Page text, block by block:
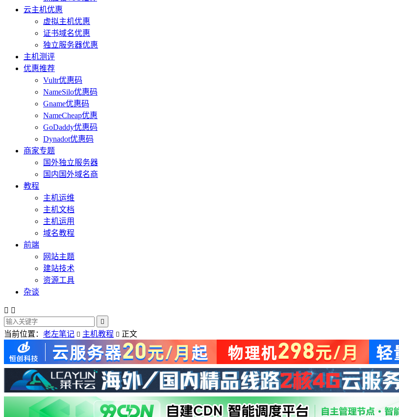
云主机优惠
虚拟主机优惠
证书域名优惠
独立服务器优惠
主机测评
优惠推荐
Vultr优惠码
NameSilo优惠码
Gname优惠码
NameCheap优惠
GoDaddy优惠码
Dynadot优惠码
商家专题
国外独立服务器
国内国外域名商
教程
主机运维
主机文档
主机运用
域名教程
前端
网站主题
建站技术
资源工具
杂谈
 

当前位置： 老左笔记  主机教程  正文